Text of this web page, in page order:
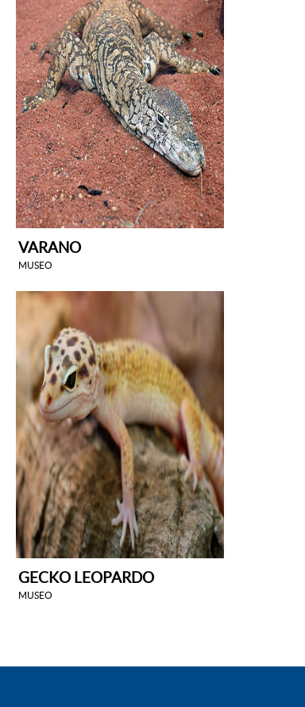
VARANO
MUSEO
GECKO LEOPARDO
MUSEO